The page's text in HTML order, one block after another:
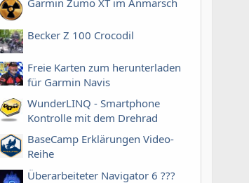
Becker Z 100 Crocodil
Freie Karten zum herunterladen
für Garmin Navis
WunderLINQ - Smartphone
Kontrolle mit dem Drehrad
BaseCamp Erklärungen Video-
Reihe
Überarbeiteter Navigator 6 ???